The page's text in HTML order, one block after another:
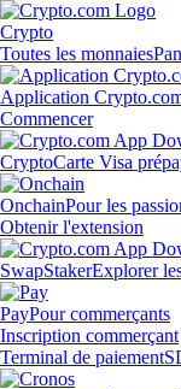
Crypto
Toutes les monnaies
Application
Commencer
CryptoCarte Visa
OnchainPour les
Obtenir l'extension
SwapStakerExplorer
PayPour commerçants
Inscription commerçant
Terminal de paiement